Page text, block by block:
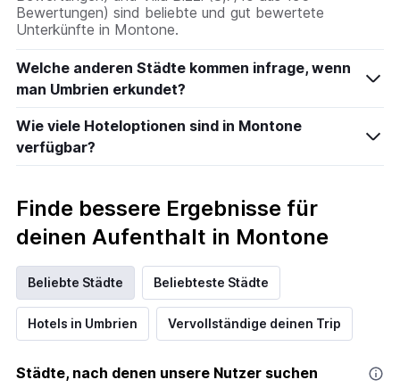
Bewertungen) sind beliebte und gut bewertete
Unterkünfte in Montone.
Welche anderen Städte kommen infrage, wenn
man Umbrien erkundet?
Wie viele Hoteloptionen sind in Montone
verfügbar?
Finde bessere Ergebnisse für
deinen Aufenthalt in Montone
Beliebte Städte Beliebteste Städte
Hotels in Umbrien Vervollständige deinen Trip
Städte, nach denen unsere Nutzer suchen